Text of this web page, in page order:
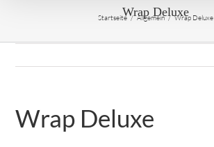
Wrap Deluxe
Startseite / Allgemein / Wrap Deluxe
Wrap Deluxe